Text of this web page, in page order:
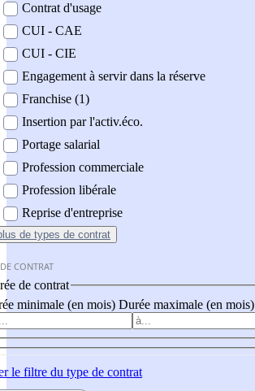
Contrat d'usage
CUI - CAE
CUI - CIE
Engagement à servir dans la réserve
Franchise (1)
Insertion par l'activ.éco.
Portage salarial
Profession commerciale
Profession libérale
Reprise d'entreprise
de types de contrat
CONTRAT
de contrat
minimale (en mois) Durée maximale (en mois)
le filtre du type de contrat